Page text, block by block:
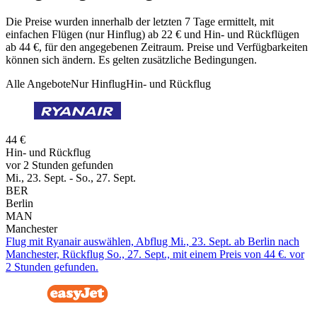
Die Preise wurden innerhalb der letzten 7 Tage ermittelt, mit
einfachen Flügen (nur Hinflug) ab 22 € und Hin- und Rückflügen
ab 44 €, für den angegebenen Zeitraum. Preise und Verfügbarkeiten
können sich ändern. Es gelten zusätzliche Bedingungen.
Alle AngeboteNur HinflugHin- und Rückflug
44 €
Hin- und Rückflug
vor 2 Stunden gefunden
Mi., 23. Sept. - So., 27. Sept.
BER
Berlin
MAN
Manchester
Flug mit Ryanair auswählen, Abflug Mi., 23. Sept. ab Berlin nach
Manchester, Rückflug So., 27. Sept., mit einem Preis von 44 €. vor
2 Stunden gefunden.